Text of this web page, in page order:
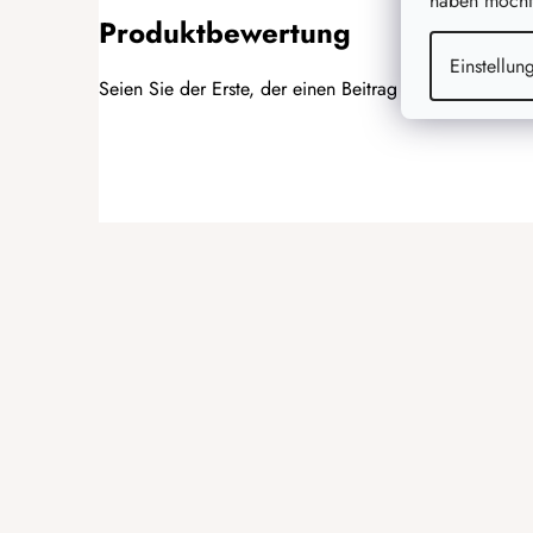
Produktbewertung
Seien Sie der Erste, der einen Beitrag zu diesem